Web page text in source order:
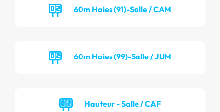
60m Haies (91)-Salle / CAM
60m Haies (99)-Salle / JUM
Hauteur - Salle / CAF